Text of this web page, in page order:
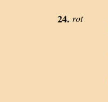
24. rot